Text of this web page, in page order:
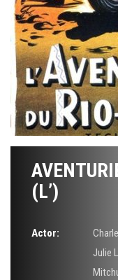
(L’)
Actor:
Julie